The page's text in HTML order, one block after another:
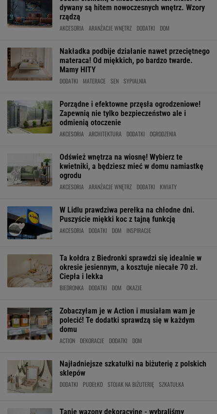
dywany są hitem nowoczesnych wnętrz. Wzory
rządzą
AKCESORIA ARANŻACJE WNĘTRZ DODATKI DOM
Nakładka podbije działanie nawet przeciętnego
materaca! Od miękkich, po bardzo twarde.
Mamy HITY
DODATKI MATERACE SEN SYPIALNIA
Porządne i efektowne przęsła ogrodzeniowe!
Zapewnią nie tylko bezpieczeństwo ale i
odmienią otoczenie
AKCESORIA ARCHITEKTURA DODATKI OGRODZENIA
Odśwież wnętrza na wiosnę! Wybierz te
kwietniki, a będziesz mieć w domu namiastkę
ogrodu
AKCESORIA ARANŻACJE WNĘTRZ DODATKI KWIATY
W Lidlu prawdziwa perełka na chłodne dni.
Puszyście miękki koc z tajną funkcją
AKCESORIA DODATKI DOM INSPIRACJE
Ta kołdra z Biedronki sprawdzi się idealnie w
okresie jesiennym, a kosztuje niecałe 70 zł.
Ciepła i lekka
BIEDRONKA DODATKI DOM OKAZJE
Zobaczyłam je w Action i musiałam wam je
polecić! Te dodatki sprawdzą się w każdym
domu
ACTION DEKORACJE DODATKI DOM
Najładniejsze szkatułki na biżuterię z polskich
sklepów
DODATKI PUDEŁKO STOJAK NA BIŻUTERIĘ SZKATUŁKA
Tanie wazony dekoracyjne - wybraliśmy